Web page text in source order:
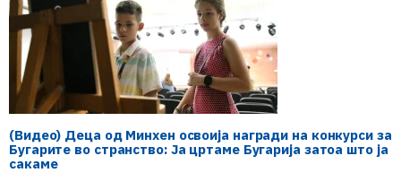
(Видео) Деца од Минхен освоија награди на конкурси за
Бугарите во странство: Ја цртаме Бугарија затоа што ја
сакаме